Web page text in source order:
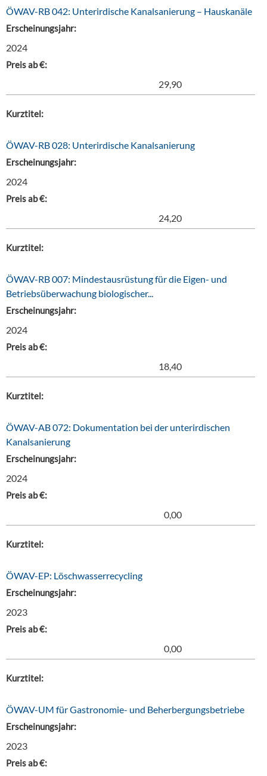
ÖWAV-RB 042: Unterirdische Kanalsanierung – Hauskanäle
Erscheinungsjahr:
2024
Preis ab €:
29,90
Kurztitel:
ÖWAV-RB 028: Unterirdische Kanalsanierung
Erscheinungsjahr:
2024
Preis ab €:
24,20
Kurztitel:
ÖWAV-RB 007: Mindestausrüstung für die Eigen- und
Betriebsüberwachung biologischer...
Erscheinungsjahr:
2024
Preis ab €:
18,40
Kurztitel:
ÖWAV-AB 072: Dokumentation bei der unterirdischen
Kanalsanierung
Erscheinungsjahr:
2024
Preis ab €:
0,00
Kurztitel:
ÖWAV-EP: Löschwasserrecycling
Erscheinungsjahr:
2023
Preis ab €:
0,00
Kurztitel:
ÖWAV-UM für Gastronomie- und Beherbergungsbetriebe
Erscheinungsjahr:
2023
Preis ab €: